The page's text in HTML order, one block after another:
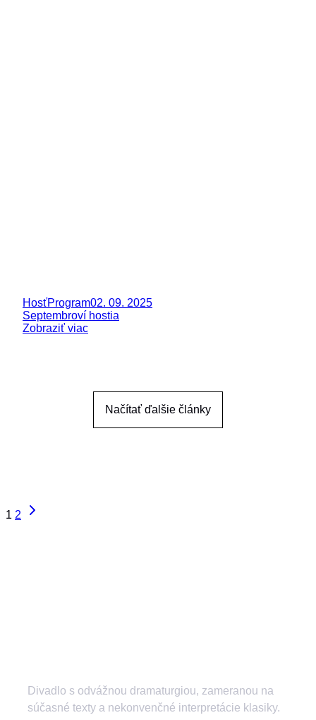
HosťProgram02. 09. 2025
Septembroví hostia
Zobraziť viac
Načítať ďalšie články
Page
1 2
Next
Divadlo s odvážnou dramaturgiou, zameranou na
súčasné texty a nekonvenčné interpretácie klasiky.